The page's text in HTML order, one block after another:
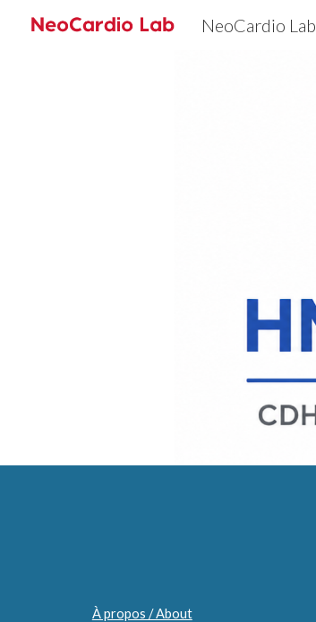
NeoCardio Lab
À propos / About